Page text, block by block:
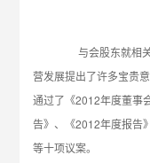
与会股东就相关议
营发展提出了许多宝贵
通过了《2012年度董事
告》、《2012年度报告
等十项议案。